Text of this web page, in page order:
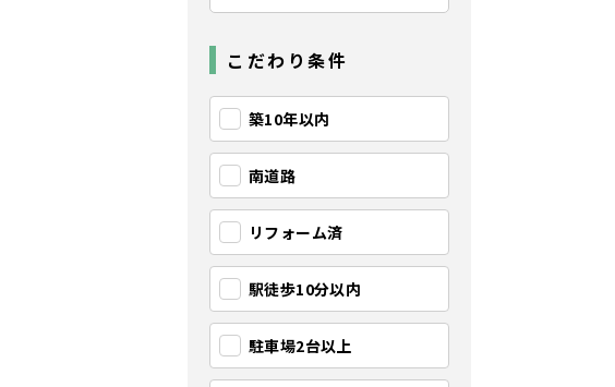
こだわり条件
築10年以内
南道路
リフォーム済
駅徒歩10分以内
駐車場2台以上